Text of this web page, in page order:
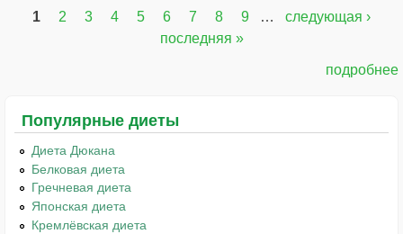
1 2 3 4 5 6 7 8 9 …
следующая ›
последняя »
подробнее
Популярные диеты
Диета Дюкана
Белковая диета
Гречневая диета
Японская диета
Кремлёвская диета